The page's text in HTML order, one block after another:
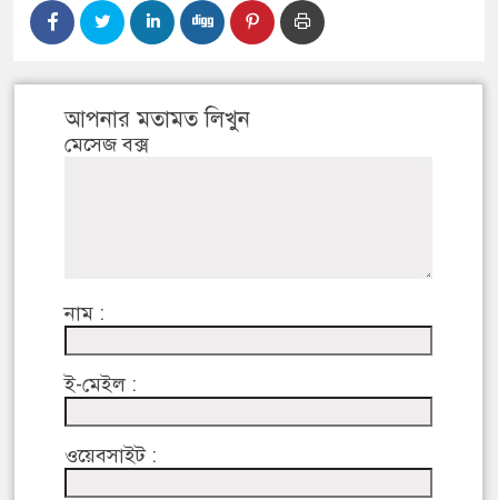
আপনার মতামত লিখুন
মেসেজ বক্স
নাম :
ই-মেইল :
ওয়েবসাইট :